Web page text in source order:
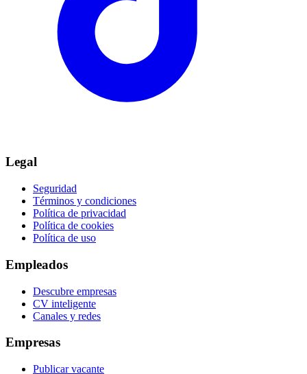
Legal
Seguridad
Términos y condiciones
Política de privacidad
Política de cookies
Política de uso
Empleados
Descubre empresas
CV inteligente
Canales y redes
Empresas
Publicar vacante